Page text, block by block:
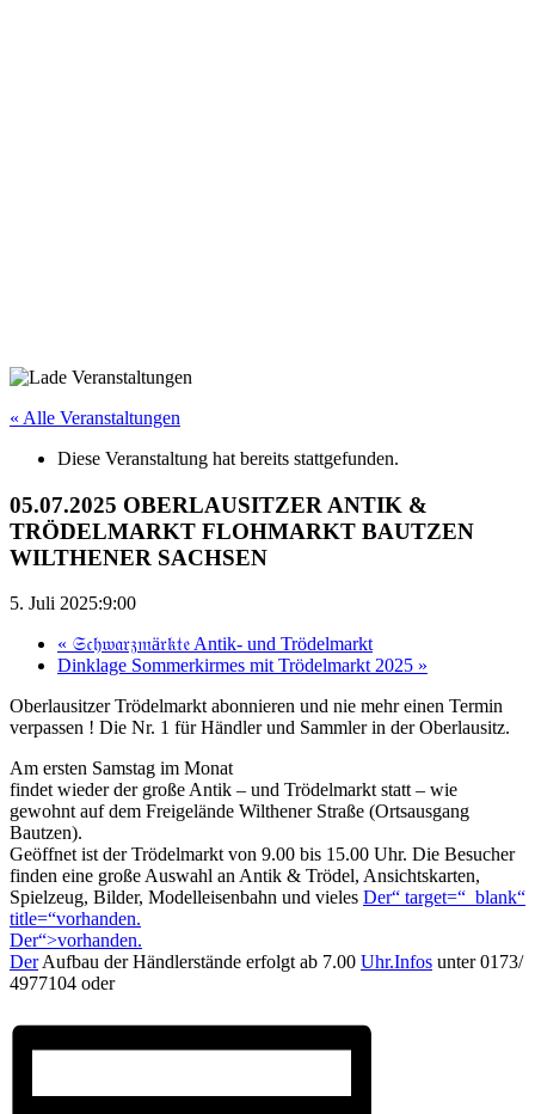
« Alle Veranstaltungen
Diese Veranstaltung hat bereits stattgefunden.
05.07.2025 OBERLAUSITZER ANTIK &
TRÖDELMARKT FLOHMARKT BAUTZEN
WILTHENER SACHSEN
5. Juli 2025:9:00
« 𝔖𝔠𝔥𝔴𝔞𝔯𝔷𝔪ä𝔯𝔨𝔱𝔢 Antik- und Trödelmarkt
Dinklage Sommerkirmes mit Trödelmarkt 2025 »
Oberlausitzer Trödelmarkt abonnieren und nie mehr einen Termin
verpassen ! Die Nr. 1 für Händler und Sammler in der Oberlausitz.
Am ersten Samstag im Monat
findet wieder der große Antik – und Trödelmarkt statt – wie
gewohnt auf dem Freigelände Wilthener Straße (Ortsausgang
Bautzen).
Geöffnet ist der Trödelmarkt von 9.00 bis 15.00 Uhr. Die Besucher
finden eine große Auswahl an Antik & Trödel, Ansichtskarten,
Spielzeug, Bilder, Modelleisenbahn und vieles Der“ target=“_blank“
title=“vorhanden.
Der“>vorhanden.
DerAufbau der Händlerstände erfolgt ab 7.00 Uhr.Infos unter 0173/
4977104 oder